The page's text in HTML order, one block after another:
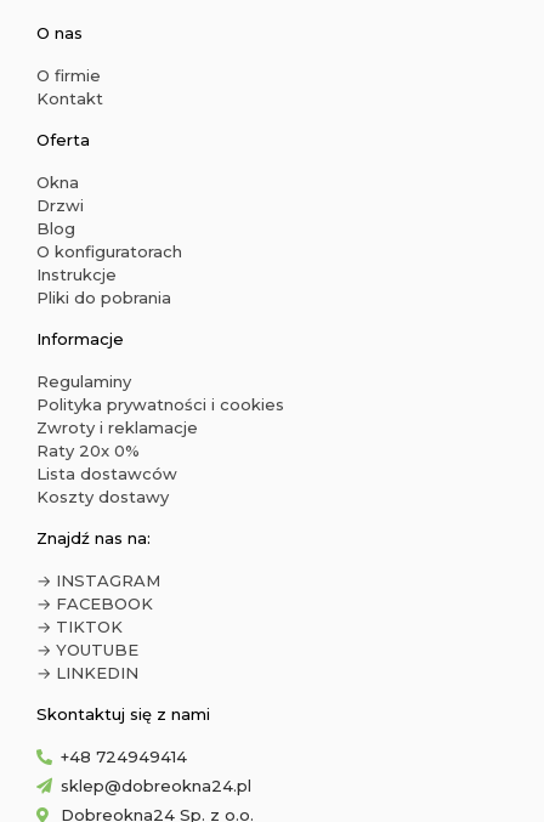
O nas
O firmie
Kontakt
Oferta
Okna
Drzwi
Blog
O konfiguratorach
Instrukcje
Pliki do pobrania
Informacje
Regulaminy
Polityka prywatności i cookies
Zwroty i reklamacje
Raty 20x 0%
Lista dostawców
Koszty dostawy
Znajdź nas na:
→ INSTAGRAM
→ FACEBOOK
→ TIKTOK
→ YOUTUBE
→ LINKEDIN
Skontaktuj się z nami
+48 724949414
sklep@dobreokna24.pl
Dobreokna24 Sp. z o.o.